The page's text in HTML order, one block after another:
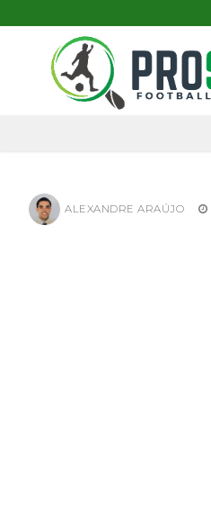
content
ALEXANDRE ARAÚJO